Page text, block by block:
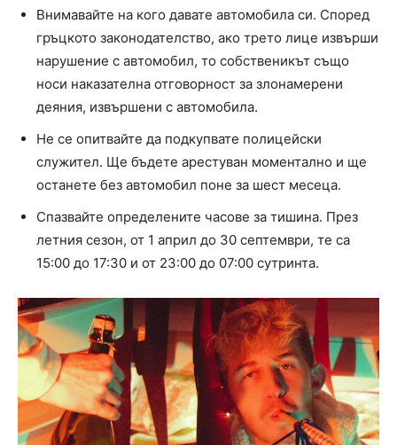
Внимавайте на кого давате автомобила си. Според
гръцкото законодателство, ако трето лице извърши
нарушение с автомобил, то собственикът също
носи наказателна отговорност за злонамерени
деяния, извършени с автомобила.
Не се опитвайте да подкупвате полицейски
служител. Ще бъдете арестуван моментално и ще
останете без автомобил поне за шест месеца.
Спазвайте определените часове за тишина. През
летния сезон, от 1 април до 30 септември, те са
15:00 до 17:30 и от 23:00 до 07:00 сутринта.